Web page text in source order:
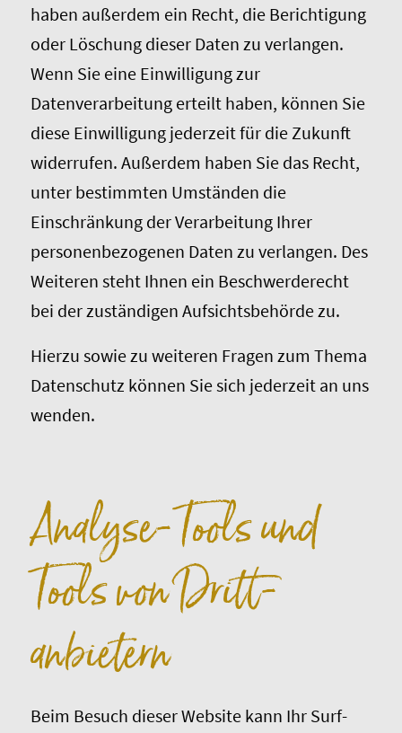
haben außerdem ein Recht, die Berichtigung
oder Löschung dieser Daten zu verlangen.
Wenn Sie eine Einwilligung zur
Datenverarbeitung erteilt haben, können Sie
diese Einwilligung jederzeit für die Zukunft
widerrufen. Außerdem haben Sie das Recht,
unter bestimmten Umständen die
Einschränkung der Verarbeitung Ihrer
personenbezogenen Daten zu verlangen. Des
Weiteren steht Ihnen ein Beschwerderecht
bei der zuständigen Aufsichtsbehörde zu.
Hierzu sowie zu weiteren Fragen zum Thema
Datenschutz können Sie sich jederzeit an uns
wenden.
Analyse-Tools und
Tools von Dritt­
anbietern
Beim Besuch dieser Website kann Ihr Surf-